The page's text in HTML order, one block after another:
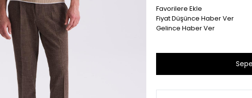
Favorilere Ekle
Fiyat Düşünce Haber Ver
Gelince Haber Ver